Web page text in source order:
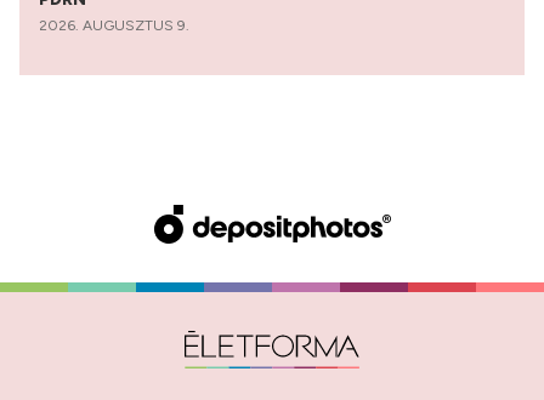
2026. AUGUSZTUS 9.